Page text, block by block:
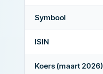
Symbool
ISIN
Koers (maart 2026)